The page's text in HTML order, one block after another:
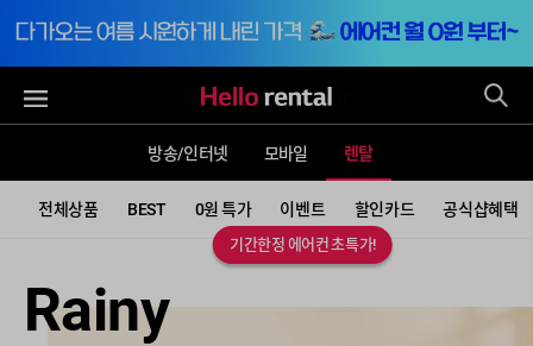
방송/인터넷 모바일 렌탈
전체상품 BEST 0원 특가 이벤트
기간한정 에어컨 초특가!
할인카드 공식샵혜택
Aircon
Clean
Big screen
Rainy
Robot Pick
Pet
Roborock